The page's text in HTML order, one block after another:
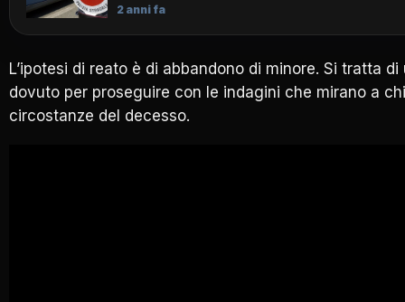
2 anni fa
L’ipotesi di reato è di abbandono di minore. Si tratta di
dovuto per proseguire con le indagini che mirano a
circostanze del decesso.